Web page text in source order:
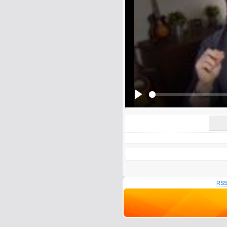
Comment:
All HTML tags except of <br>, <strike>
URLs will be automatically converted.
Yes, I want to be informed,
Yes, I want to be informed